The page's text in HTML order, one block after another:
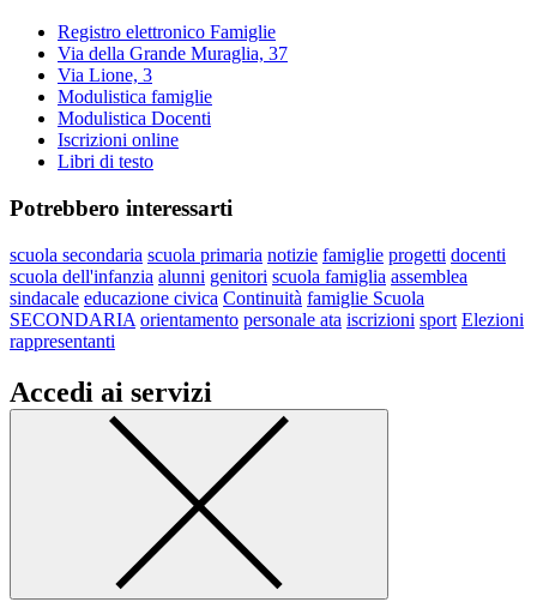
Registro elettronico Famiglie
Via della Grande Muraglia, 37
Via Lione, 3
Modulistica famiglie
Modulistica Docenti
Iscrizioni online
Libri di testo
Potrebbero interessarti
scuola secondaria scuola primaria notizie famiglie progetti docenti
scuola dell'infanzia alunni genitori scuola famiglia assemblea
sindacale educazione civica Continuità famiglie Scuola
SECONDARIA orientamento personale ata iscrizioni sport Elezioni
rappresentanti
Accedi ai servizi